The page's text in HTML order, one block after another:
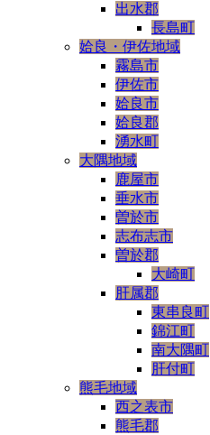
出水郡
長島町
姶良・伊佐地域
霧島市
伊佐市
姶良市
姶良郡
湧水町
大隅地域
鹿屋市
垂水市
曽於市
志布志市
曽於郡
大崎町
肝属郡
東串良町
錦江町
南大隅町
肝付町
熊毛地域
西之表市
熊毛郡